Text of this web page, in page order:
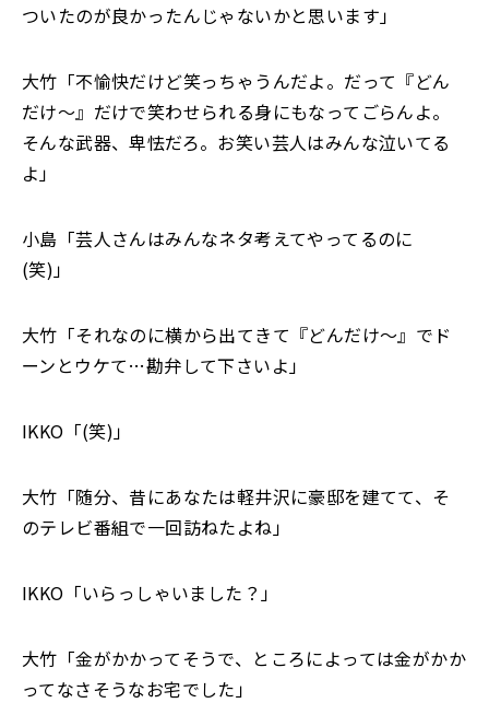
ついたのが良かったんじゃないかと思います」
大竹「不愉快だけど笑っちゃうんだよ。だって『どん
だけ～』だけで笑わせられる身にもなってごらんよ。
そんな武器、卑怯だろ。お笑い芸人はみんな泣いてる
よ」
小島「芸人さんはみんなネタ考えてやってるのに
(笑)」
大竹「それなのに横から出てきて『どんだけ～』でド
ーンとウケて…勘弁して下さいよ」
IKKO「(笑)」
大竹「随分、昔にあなたは軽井沢に豪邸を建てて、そ
のテレビ番組で一回訪ねたよね」
IKKO「いらっしゃいました？」
大竹「金がかかってそうで、ところによっては金がかか
ってなさそうなお宅でした」